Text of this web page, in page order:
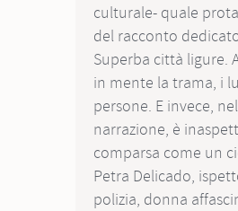
culturale- quale
del racconto
Superba città ligure.
in mente la trama, i
persone. E invece,
narrazione, è
comparsa come un
Petra Delicado,
polizia, donna